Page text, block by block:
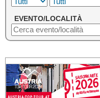
EVENTO/LOCALITÀ